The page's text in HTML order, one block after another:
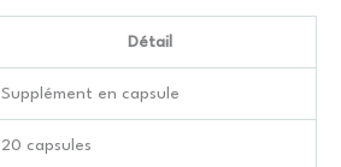
Détail
Supplément en capsule
20 capsules